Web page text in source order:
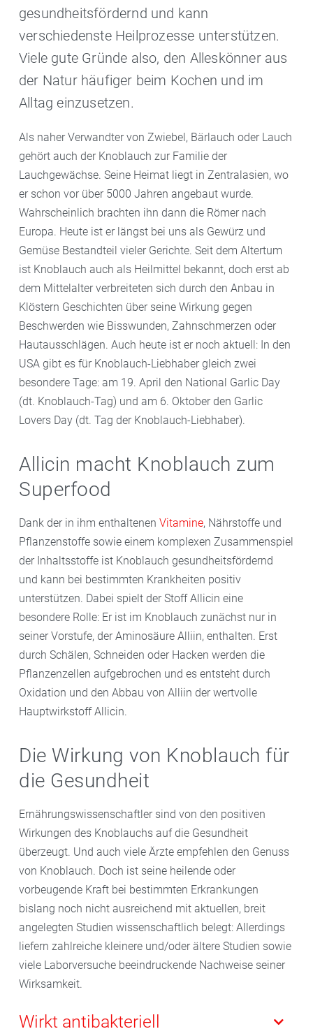
gesundheitsfördernd und kann
verschiedenste Heilprozesse unterstützen.
Viele gute Gründe also, den Alleskönner aus
der Natur häufiger beim Kochen und im
Alltag einzusetzen.
Als naher Verwandter von Zwiebel, Bärlauch oder Lauch
gehört auch der Knoblauch zur Familie der
Lauchgewächse. Seine Heimat liegt in Zentralasien, wo
er schon vor über 5000 Jahren angebaut wurde.
Wahrscheinlich brachten ihn dann die Römer nach
Europa. Heute ist er längst bei uns als Gewürz und
Gemüse Bestandteil vieler Gerichte. Seit dem Altertum
ist Knoblauch auch als Heilmittel bekannt, doch erst ab
dem Mittelalter verbreiteten sich durch den Anbau in
Klöstern Geschichten über seine Wirkung gegen
Beschwerden wie Bisswunden, Zahnschmerzen oder
Hautausschlägen. Auch heute ist er noch aktuell: In den
USA gibt es für Knoblauch-Liebhaber gleich zwei
besondere Tage: am 19. April den National Garlic Day
(dt. Knoblauch-Tag) und am 6. Oktober den Garlic
Lovers Day (dt. Tag der Knoblauch-Liebhaber).
Allicin macht Knoblauch zum
Superfood
Dank der in ihm enthaltenen Vitamine, Nährstoffe und
Pflanzenstoffe sowie einem komplexen Zusammenspiel
der Inhaltsstoffe ist Knoblauch gesundheitsfördernd
und kann bei bestimmten Krankheiten positiv
unterstützen. Dabei spielt der Stoff Allicin eine
besondere Rolle: Er ist im Knoblauch zunächst nur in
seiner Vorstufe, der Aminosäure Alliin, enthalten. Erst
durch Schälen, Schneiden oder Hacken werden die
Pflanzenzellen aufgebrochen und es entsteht durch
Oxidation und den Abbau von Alliin der wertvolle
Hauptwirkstoff Allicin.
Die Wirkung von Knoblauch für
die Gesundheit
Ernährungswissenschaftler sind von den positiven
Wirkungen des Knoblauchs auf die Gesundheit
überzeugt. Und auch viele Ärzte empfehlen den Genuss
von Knoblauch. Doch ist seine heilende oder
vorbeugende Kraft bei bestimmten Erkrankungen
bislang noch nicht ausreichend mit aktuellen, breit
angelegten Studien wissenschaftlich belegt: Allerdings
liefern zahlreiche kleinere und/oder ältere Studien sowie
viele Laborversuche beeindruckende Nachweise seiner
Wirksamkeit.
Wirkt antibakteriell